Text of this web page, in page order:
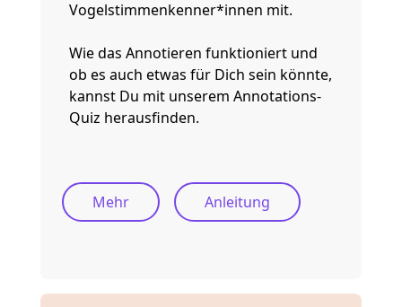
Vogelstimmenkenner*innen mit.
Wie das Annotieren funktioniert und
ob es auch etwas für Dich sein könnte,
kannst Du mit unserem Annotations-
Quiz herausfinden.
Mehr Anleitung
LEVEL
LEVEL
2
LEVEL
3
4
LEVEL
5
LEVEL
6
LEVEL
Abschnitt 2
Gesamte Aufnahme abspielen